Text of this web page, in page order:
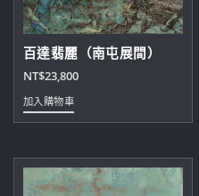
百達翡麗（南屯展間）
NT$23,800
加入購物車